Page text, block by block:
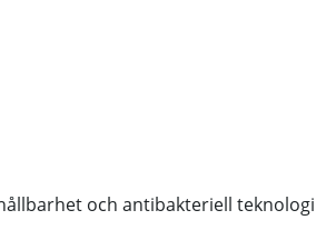
och antibakteriell teknologi